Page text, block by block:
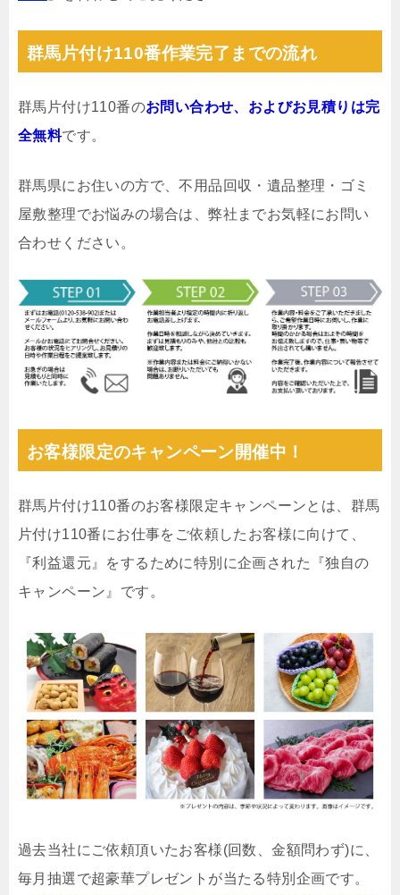
群馬片付け110番作業完了までの流れ
群馬片付け110番のお問い合わせ、およびお見積りは完
全無料です。
群馬県にお住いの方で、不用品回収・遺品整理・ゴミ
屋敷整理でお悩みの場合は、弊社までお気軽にお問い
合わせください。
お客様限定のキャンペーン開催中！
群馬片付け110番のお客様限定キャンペーンとは、群馬
片付け110番にお仕事をご依頼したお客様に向けて、
『利益還元』をするために特別に企画された『独自の
キャンペーン』です。
過去当社にご依頼頂いたお客様(回数、金額問わず)に、
毎月抽選で超豪華プレゼントが当たる特別企画です。